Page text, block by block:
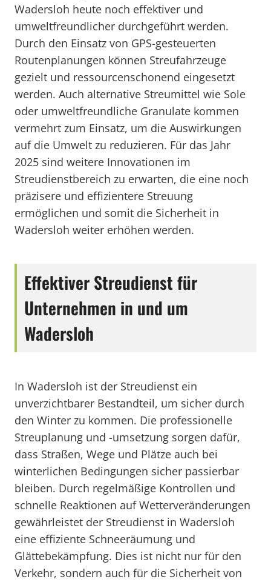
Wadersloh heute noch effektiver und
umweltfreundlicher durchgeführt werden.
Durch den Einsatz von GPS-gesteuerten
Routenplanungen können Streufahrzeuge
gezielt und ressourcenschonend eingesetzt
werden. Auch alternative Streumittel wie Sole
oder umweltfreundliche Granulate kommen
vermehrt zum Einsatz, um die Auswirkungen
auf die Umwelt zu reduzieren. Für das Jahr
2025 sind weitere Innovationen im
Streudienstbereich zu erwarten, die eine noch
präzisere und effizientere Streuung
ermöglichen und somit die Sicherheit in
Wadersloh weiter erhöhen werden.
Effektiver Streudienst für
Unternehmen in und um
Wadersloh
In Wadersloh ist der Streudienst ein
unverzichtbarer Bestandteil, um sicher durch
den Winter zu kommen. Die professionelle
Streuplanung und -umsetzung sorgen dafür,
dass Straßen, Wege und Plätze auch bei
winterlichen Bedingungen sicher passierbar
bleiben. Durch regelmäßige Kontrollen und
schnelle Reaktionen auf Wetterveränderungen
gewährleistet der Streudienst in Wadersloh
eine effiziente Schneeräumung und
Glättebekämpfung. Dies ist nicht nur für den
Verkehr, sondern auch für die Sicherheit von